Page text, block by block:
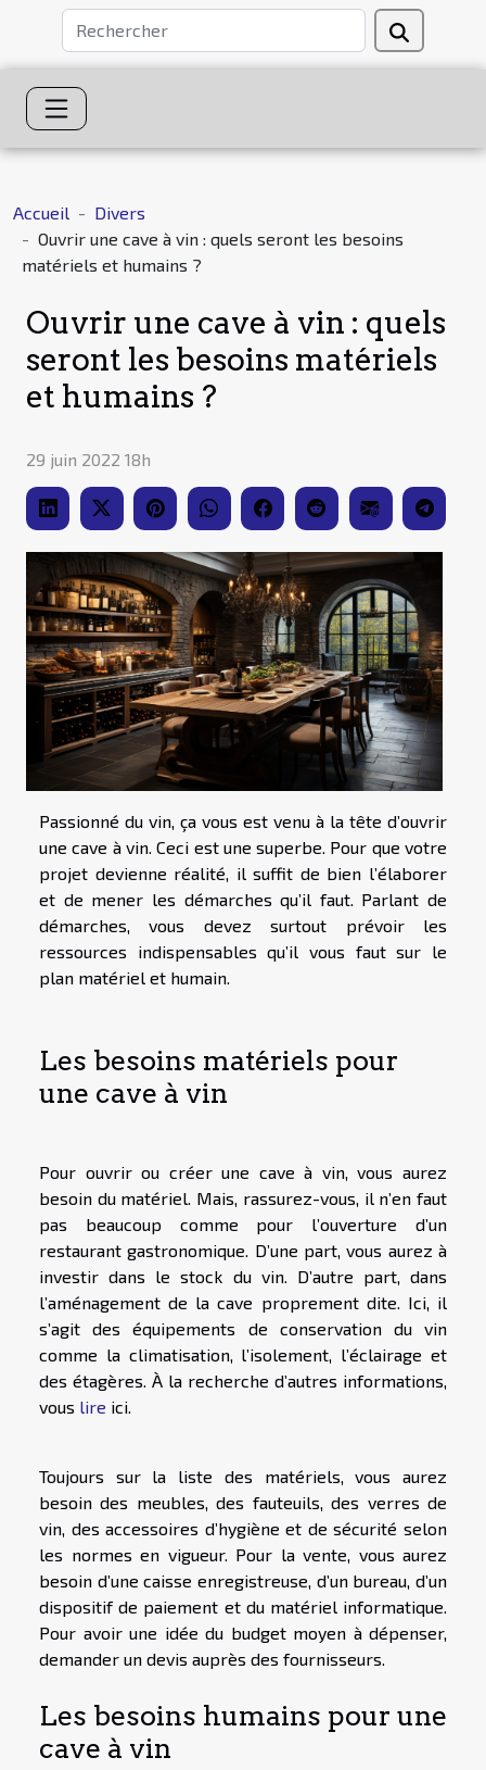
Accueil
Divers
Ouvrir une cave à vin : quels seront les besoins
matériels et humains ?
Ouvrir une cave à vin : quels
seront les besoins matériels
et humains ?
29 juin 2022 18h
Passionné du vin, ça vous est venu à la tête d’ouvrir
une cave à vin. Ceci est une superbe. Pour que votre
projet devienne réalité, il suffit de bien l’élaborer
et de mener les démarches qu’il faut. Parlant de
démarches, vous devez surtout prévoir les
ressources indispensables qu’il vous faut sur le
plan matériel et humain.
Les besoins matériels pour
une cave à vin
Pour ouvrir ou créer une cave à vin, vous aurez
besoin du matériel. Mais, rassurez-vous, il n’en faut
pas beaucoup comme pour l’ouverture d’un
restaurant gastronomique. D’une part, vous aurez à
investir dans le stock du vin. D’autre part, dans
l’aménagement de la cave proprement dite. Ici, il
s’agit des équipements de conservation du vin
comme la climatisation, l’isolement, l’éclairage et
des étagères. À la recherche d’autres informations,
vous lire ici.
Toujours sur la liste des matériels, vous aurez
besoin des meubles, des fauteuils, des verres de
vin, des accessoires d’hygiène et de sécurité selon
les normes en vigueur. Pour la vente, vous aurez
besoin d’une caisse enregistreuse, d’un bureau, d’un
dispositif de paiement et du matériel informatique.
Pour avoir une idée du budget moyen à dépenser,
demander un devis auprès des fournisseurs.
Les besoins humains pour une
cave à vin